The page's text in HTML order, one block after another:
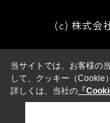
(c) 株式会
当サイトでは、お客様の
して、クッキー（Cookie
詳しくは、当社の 「